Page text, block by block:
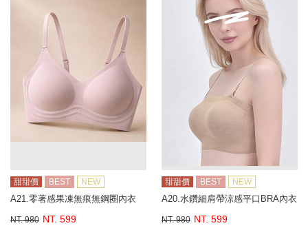
甜甜價 BEST NEW
A21.零著感果凍無痕無鋼圈內衣
NT. 980 NT. 599
甜甜價 BEST NEW
A20.水鑽細肩帶涼感平口BRA內衣
NT. 980 NT. 599